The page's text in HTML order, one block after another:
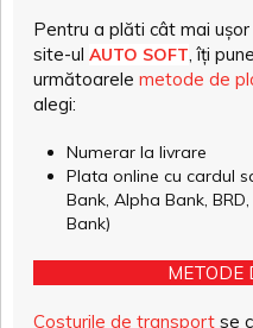
Pentru a plăti cât mai
site-ul AUTO SOFT , îți
următoarele metode de
alegi:
Numerar la livrare
Plata online cu cardul
Bank, Alpha Bank,
Bank)
METODE
Costurile de transport se